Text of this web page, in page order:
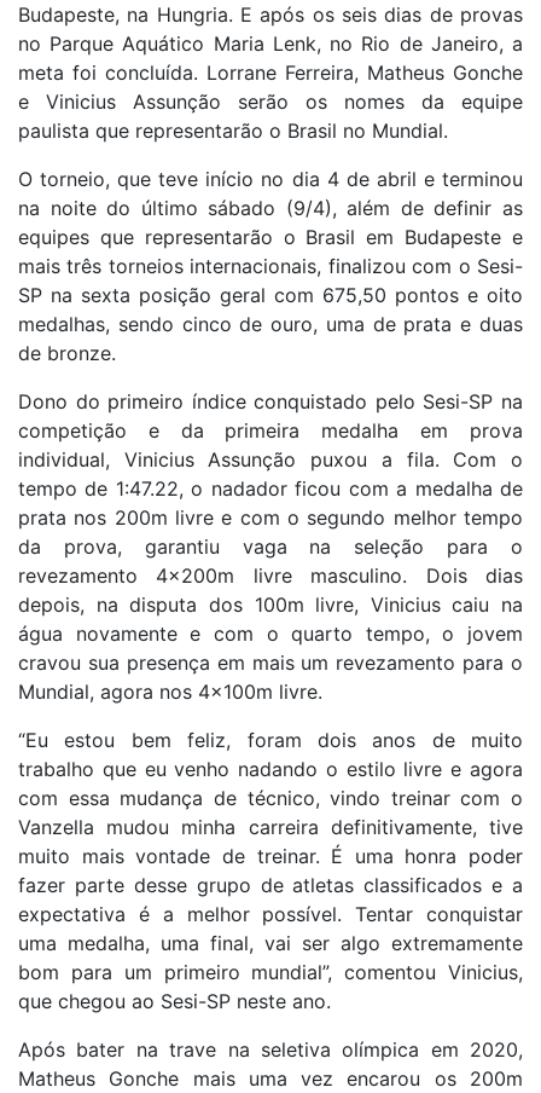
Budapeste, na Hungria. E após os seis dias de provas
no Parque Aquático Maria Lenk, no Rio de Janeiro, a
meta foi concluída. Lorrane Ferreira, Matheus Gonche
e Vinicius Assunção serão os nomes da equipe
paulista que representarão o Brasil no Mundial.
O torneio, que teve início no dia 4 de abril e terminou
na noite do último sábado (9/4), além de definir as
equipes que representarão o Brasil em Budapeste e
mais três torneios internacionais, finalizou com o Sesi-
SP na sexta posição geral com 675,50 pontos e oito
medalhas, sendo cinco de ouro, uma de prata e duas
de bronze.
Dono do primeiro índice conquistado pelo Sesi-SP na
competição e da primeira medalha em prova
individual, Vinicius Assunção puxou a fila. Com o
tempo de 1:47.22, o nadador ficou com a medalha de
prata nos 200m livre e com o segundo melhor tempo
da prova, garantiu vaga na seleção para o
revezamento 4x200m livre masculino. Dois dias
depois, na disputa dos 100m livre, Vinicius caiu na
água novamente e com o quarto tempo, o jovem
cravou sua presença em mais um revezamento para o
Mundial, agora nos 4x100m livre.
“Eu estou bem feliz, foram dois anos de muito
trabalho que eu venho nadando o estilo livre e agora
com essa mudança de técnico, vindo treinar com o
Vanzella mudou minha carreira definitivamente, tive
muito mais vontade de treinar. É uma honra poder
fazer parte desse grupo de atletas classificados e a
expectativa é a melhor possível. Tentar conquistar
uma medalha, uma final, vai ser algo extremamente
bom para um primeiro mundial”, comentou Vinicius,
que chegou ao Sesi-SP neste ano.
Após bater na trave na seletiva olímpica em 2020,
Matheus Gonche mais uma vez encarou os 200m